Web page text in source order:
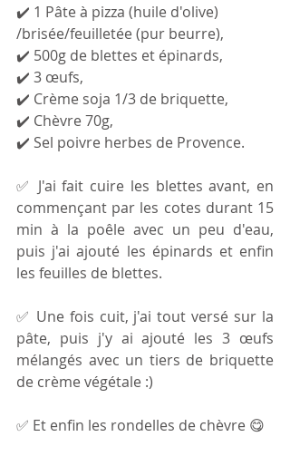
✔️ 1 Pâte à pizza (huile d'olive)
/brisée/feuilletée (pur beurre),
✔️ 500g de blettes et épinards,
✔️ 3 œufs,
✔️ Crème soja 1/3 de briquette,
✔️ Chèvre 70g,
✔️ Sel poivre herbes de Provence.
✅ J'ai fait cuire les blettes avant, en
commençant par les cotes durant 15
min à la poêle avec un peu d'eau,
puis j'ai ajouté les épinards et enfin
les feuilles de blettes.
✅ Une fois cuit, j'ai tout versé sur la
pâte, puis j'y ai ajouté les 3 œufs
mélangés avec un tiers de briquette
de crème végétale :)
✅ Et enfin les rondelles de chèvre 😋